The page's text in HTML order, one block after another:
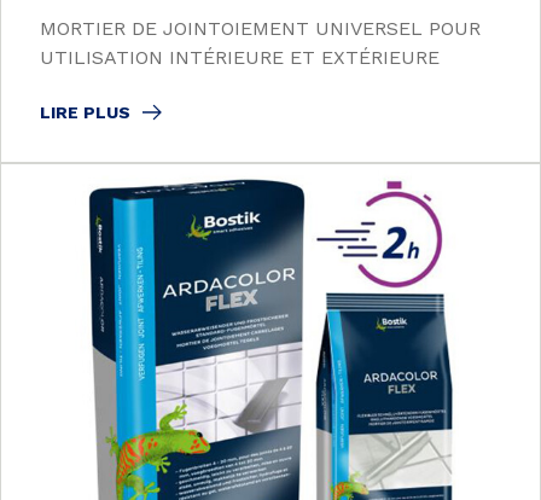
MORTIER DE JOINTOIEMENT UNIVERSEL POUR
UTILISATION INTÉRIEURE ET EXTÉRIEURE
LIRE PLUS